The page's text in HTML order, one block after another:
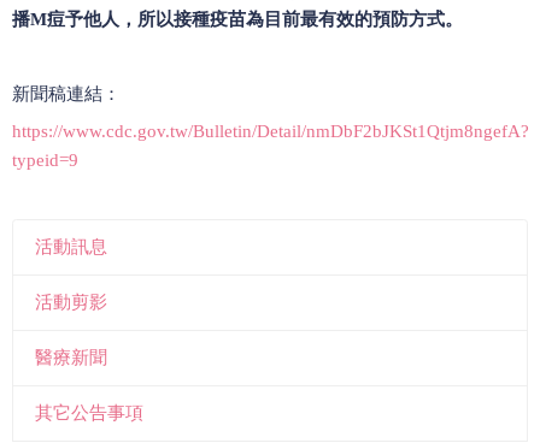
播M痘予他人，所以接種疫苗為目前最有效的預防方式。
新聞稿連結：
https://www.cdc.gov.tw/Bulletin/Detail/nmDbF2bJKSt1Qtjm8ngefA?
typeid=9
活動訊息
活動剪影
醫療新聞
其它公告事項